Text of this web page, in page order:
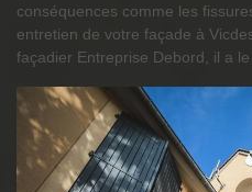
conséquences comme les
entretien de votre façade à
façadier Entreprise Debord, il a